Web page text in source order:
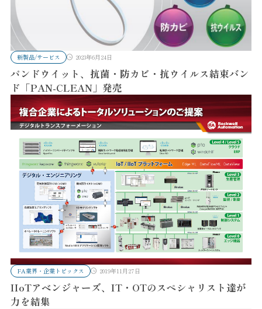
新製品/サービス 2023年6月24日
パンドウイット、抗菌・防カビ・抗ウイルス結束バン
ド「PAN-CLEAN」発売
FA業界・企業トピックス 2019年11月27日
IIoTアベンジャーズ、IT・OTのスペシャリスト達が
力を結集